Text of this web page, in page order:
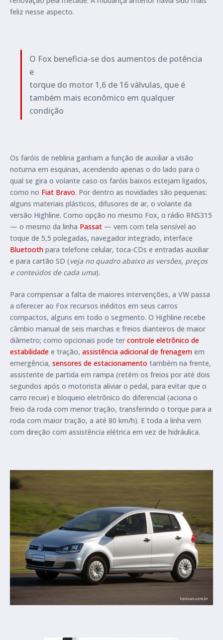
feliz nesse aspecto.
O Fox beneficia-se dos aumentos de potência
e
torque do motor 1,6 de 16 válvulas, que é
também mais econômico em qualquer
condição
Os faróis de neblina ganham a função de auxiliar a visão
noturna em esquinas, acendendo apenas o do lado para o
qual se gira o volante caso os faróis baixos estejam ligados,
como no Fiat Bravo. Por dentro as novidades são pequenas:
alguns materiais plásticos, difusores de ar, o volante da
versão Highline. Como opção no mesmo Fox, o rádio RNS315
— o mesmo da linha Passat — vem com tela sensível ao
toque de 5,5 polegadas, navegador integrado, interface
Bluetooth para telefone celular, toca-CDs e entradas auxiliar
e para cartão SD (veja no quadro abaixo as versões, preços
e conteúdos de cada uma).
Para compensar a falta de maiores intervenções, a VW passa
a oferecer ao Fox recursos inéditos em seus carros
compactos, alguns em todo o segmento. O Highline recebe
câmbio manual de seis marchas e freios dianteiros de maior
diâmetro; como opcionais pode ter controle eletrônico de
estabilidade e tração, assistência adicional de frenagem em
emergência, sensores de estacionamento também na frente,
assistente de partida em rampa (retém os freios por até dois
segundos após o motorista aliviar o pedal, para evitar que o
carro recue) e bloqueio eletrônico do diferencial (aciona o
freio da roda com menor tração, transferindo o torque para a
roda com maior tração, a até 80 km/h). E toda a linha vem
com direção com assistência elétrica em vez de hidráulica.